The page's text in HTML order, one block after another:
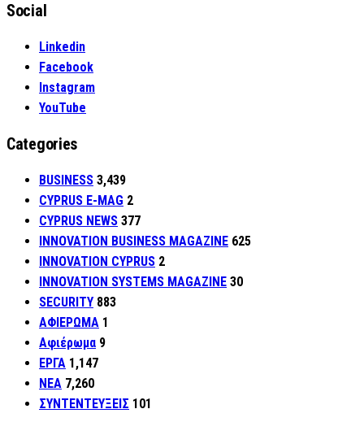
Social
Linkedin
Facebook
Instagram
YouTube
Categories
BUSINESS 3,439
CYPRUS E-MAG 2
CYPRUS NEWS 377
INNOVATION BUSINESS MAGAZINE 625
INNOVATION CYPRUS 2
INNOVATION SYSTEMS MAGAZINE 30
SECURITY 883
ΑΦΙΕΡΩΜΑ 1
Αφιέρωμα 9
ΕΡΓΑ 1,147
ΝΕΑ 7,260
ΣΥΝΤΕΝΤΕΥΞΕΙΣ 101